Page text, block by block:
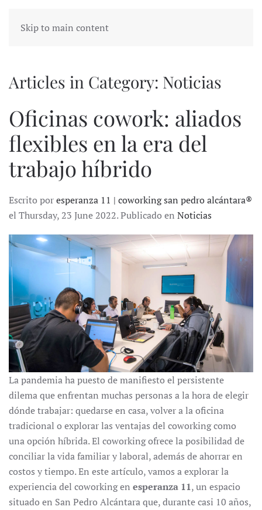
Skip to main content
Articles in Category: Noticias
Oficinas cowork: aliados
flexibles en la era del
trabajo híbrido
Escrito poresperanza 11 | coworking san pedro alcántara®
el Thursday, 23 June 2022. Publicado en Noticias
La pandemia ha puesto de manifiesto el persistente
dilema que enfrentan muchas personas a la hora de elegir
dónde trabajar: quedarse en casa, volver a la oficina
tradicional o explorar las ventajas del coworking como
una opción híbrida. El coworking ofrece la posibilidad de
conciliar la vida familiar y laboral, además de ahorrar en
costos y tiempo. En este artículo, vamos a explorar la
experiencia del coworking en esperanza 11, un espacio
situado en San Pedro Alcántara que, durante casi 10 años,